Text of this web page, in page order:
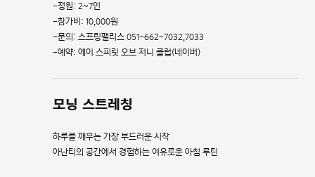
-정원: 2~7인
-참가비: 10,000원
-문의: 스프링팰리스 051-662-7032,7033
-예약: 에이 스피릿 오브 저니 클럽(네이버)
모닝 스트레칭
하루를 깨우는 가장 부드러운 시작
아난티의 공간에서 경험하는 여유로운 아침 루틴